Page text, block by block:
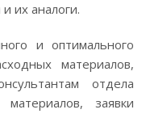
их аналоги.
и оптимального
материалов,
отдела
заявки